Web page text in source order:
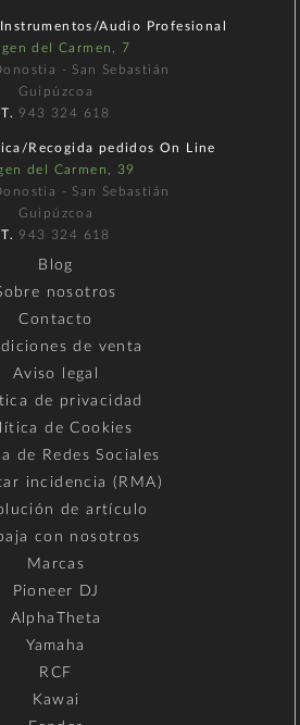
Audio Profesional
del Carmen, 7
- San Sebastián
Guipúzcoa
T. 943 324 618
Recogida pedidos On Line
del Carmen, 39
- San Sebastián
Guipúzcoa
T. 943 324 618
Blog
nosotros
Contacto
de venta
Aviso legal
de privacidad
de Cookies
de Redes Sociales
incidencia (RMA)
de artículo
con nosotros
Marcas
Pioneer DJ
AlphaTheta
Yamaha
RCF
Kawai